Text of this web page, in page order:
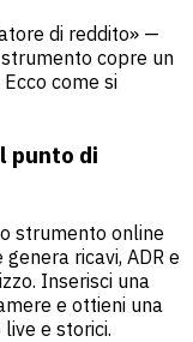
di reddito» —
copre un
come si
punto di
strumento online
genera ricavi, ADR e
Inserisci una
e ottieni una
e storici.